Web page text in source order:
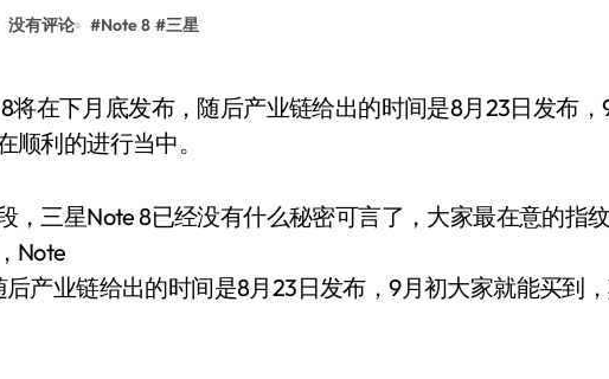
没有评论 #Note 8 #三星
顺利的进行当中。
，三星Note 8已经没有什么秘密可言了，大家最在意的指
Note
产业链给出的时间是8月23日发布，9月初大家就能买到